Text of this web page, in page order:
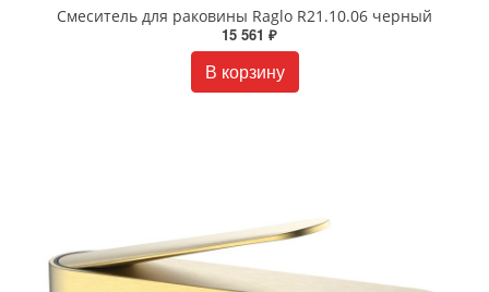
Смеситель для раковины Raglo R21.10.06 черный
15 561 ₽
В корзину